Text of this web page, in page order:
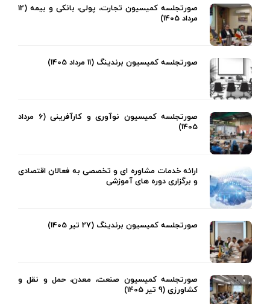
صورتجلسه کمیسیون تجارت، پولی، بانکی و بیمه (12
مرداد 1405)
صورتجلسه کمیسیون برندینگ (11 مرداد 1405)
صورتجلسه کمیسیون نوآوری و کارآفرینی (6 مرداد
1405)
ارائه خدمات مشاوره ای و تخصصی به فعالان اقتصادی
و برگزاری دوره های آموزشی
صورتجلسه کمیسیون برندینگ (27 تیر 1405)
صورتجلسه کمیسیون صنعت، معدن، حمل و نقل و
کشاورزی (9 تیر 1405)